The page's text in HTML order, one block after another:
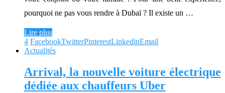
pourquoi ne pas vous rendre à Dubaï ? Il existe un …
Lire plus
4 FacebookTwitterPinterestLinkedinEmail
Actualités
Arrival, la nouvelle voiture électrique
dédiée aux chauffeurs Uber